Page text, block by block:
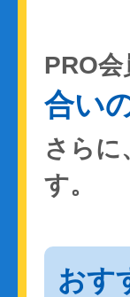
PRO会
合い
さらに
す。
おす